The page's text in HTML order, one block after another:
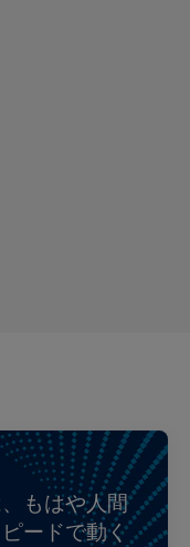
もはや人間
ードで動く